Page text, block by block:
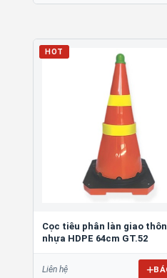
HOT
Cọc tiêu phân làn giao
nhựa HDPE 64cm GT.52
Liên hệ